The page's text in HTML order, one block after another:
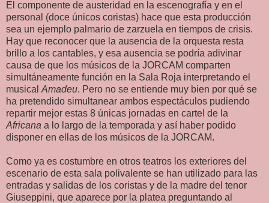
El componente de austeridad en la escenografía y en el
personal (doce únicos coristas) hace que esta producción
sea un ejemplo palmario de zarzuela en tiempos de crisis.
Hay que reconocer que la ausencia de la orquesta resta
brillo a los cantables, y esa ausencia se podría adivinar
causa de que los músicos de la JORCAM comparten
simultáneamente función en la Sala Roja interpretando el
musical Amadeu. Pero no se entiende muy bien por qué se
ha pretendido simultanear ambos espectáculos pudiendo
repartir mejor estas 8 únicas jornadas en cartel de la
Africana a lo largo de la temporada y así haber podido
disponer en ellas de los músicos de la JORCAM.
Como ya es costumbre en otros teatros los exteriores del
escenario de esta sala polivalente se han utilizado para las
entradas y salidas de los coristas y de la madre del tenor
Giuseppini, que aparece por la platea preguntando al